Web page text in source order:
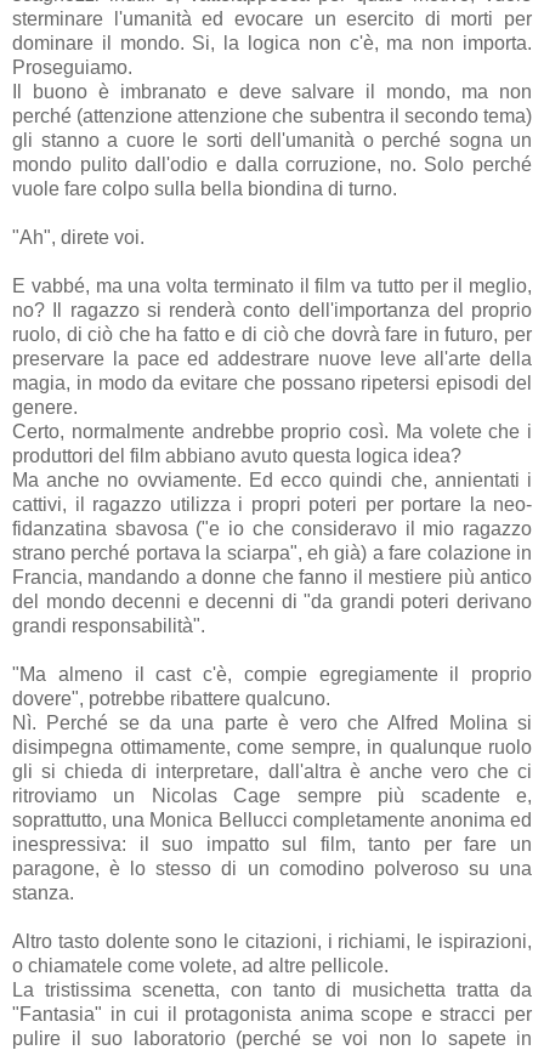
sterminare l'umanità ed evocare un esercito di morti per
dominare il mondo. Si, la logica non c'è, ma non importa.
Proseguiamo.
Il buono è imbranato e deve salvare il mondo, ma non
perché (attenzione attenzione che subentra il secondo tema)
gli stanno a cuore le sorti dell'umanità o perché sogna un
mondo pulito dall'odio e dalla corruzione, no. Solo perché
vuole fare colpo sulla bella biondina di turno.
"Ah", direte voi.
E vabbé, ma una volta terminato il film va tutto per il meglio,
no? Il ragazzo si renderà conto dell'importanza del proprio
ruolo, di ciò che ha fatto e di ciò che dovrà fare in futuro, per
preservare la pace ed addestrare nuove leve all'arte della
magia, in modo da evitare che possano ripetersi episodi del
genere.
Certo, normalmente andrebbe proprio così. Ma volete che i
produttori del film abbiano avuto questa logica idea?
Ma anche no ovviamente. Ed ecco quindi che, annientati i
cattivi, il ragazzo utilizza i propri poteri per portare la neo-
fidanzatina sbavosa ("e io che consideravo il mio ragazzo
strano perché portava la sciarpa", eh già) a fare colazione in
Francia, mandando a donne che fanno il mestiere più antico
del mondo decenni e decenni di "da grandi poteri derivano
grandi responsabilità".
"Ma almeno il cast c'è, compie egregiamente il proprio
dovere", potrebbe ribattere qualcuno.
Nì. Perché se da una parte è vero che Alfred Molina si
disimpegna ottimamente, come sempre, in qualunque ruolo
gli si chieda di interpretare, dall'altra è anche vero che ci
ritroviamo un Nicolas Cage sempre più scadente e,
soprattutto, una Monica Bellucci completamente anonima ed
inespressiva: il suo impatto sul film, tanto per fare un
paragone, è lo stesso di un comodino polveroso su una
stanza.
Altro tasto dolente sono le citazioni, i richiami, le ispirazioni,
o chiamatele come volete, ad altre pellicole.
La tristissima scenetta, con tanto di musichetta tratta da
"Fantasia" in cui il protagonista anima scope e stracci per
pulire il suo laboratorio (perché se voi non lo sapete in